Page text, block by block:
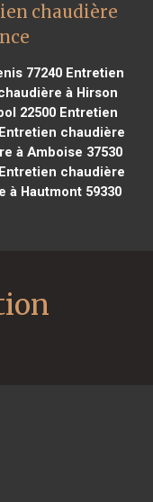
chaudière
77240Entretien
à Hirson
22500 Entretien
Entretien chaudière
à Amboise 37530
chaudière
Hautmont 59330